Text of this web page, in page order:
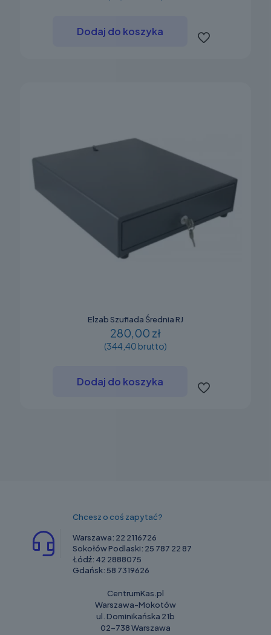
Dodaj do koszyka
Elzab Szuflada Średnia RJ
280,00 zł
(344,40 brutto)
Dodaj do koszyka
Chcesz o coś zapytać?
Warszawa: 22 2116726
Sokołów Podlaski: 25 787 22 87
Łódź: 42 2888075
Gdańsk: 58 7319626
CentrumKas.pl
Warszawa-Mokotów
ul. Dominikańska 21b
02-738 Warszawa